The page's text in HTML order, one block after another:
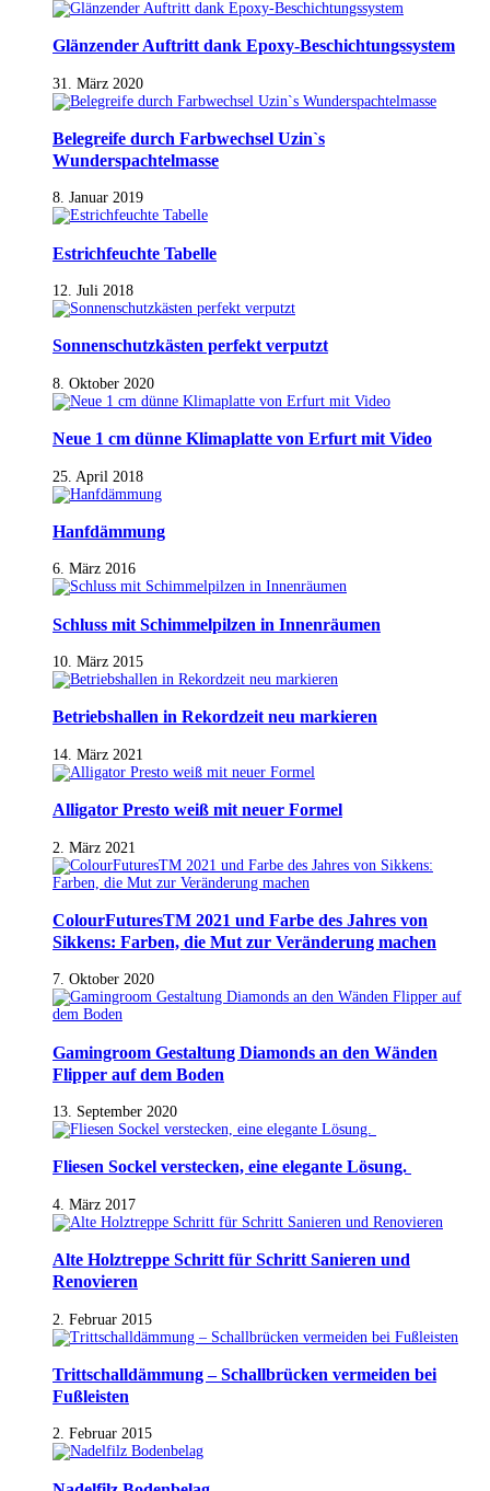
Glänzender Auftritt dank Epoxy-Beschichtungssystem
31. März 2020
Belegreife durch Farbwechsel Uzin`s
Wunderspachtelmasse
8. Januar 2019
Estrichfeuchte Tabelle
12. Juli 2018
Sonnenschutzkästen perfekt verputzt
8. Oktober 2020
Neue 1 cm dünne Klimaplatte von Erfurt mit Video
25. April 2018
Hanfdämmung
6. März 2016
Schluss mit Schimmelpilzen in Innenräumen
10. März 2015
Betriebshallen in Rekordzeit neu markieren
14. März 2021
Alligator Presto weiß mit neuer Formel
2. März 2021
ColourFuturesTM 2021 und Farbe des Jahres von
Sikkens: Farben, die Mut zur Veränderung machen
7. Oktober 2020
Gamingroom Gestaltung Diamonds an den Wänden
Flipper auf dem Boden
13. September 2020
Fliesen Sockel verstecken, eine elegante Lösung.
4. März 2017
Alte Holztreppe Schritt für Schritt Sanieren und
Renovieren
2. Februar 2015
Trittschalldämmung – Schallbrücken vermeiden bei
Fußleisten
2. Februar 2015